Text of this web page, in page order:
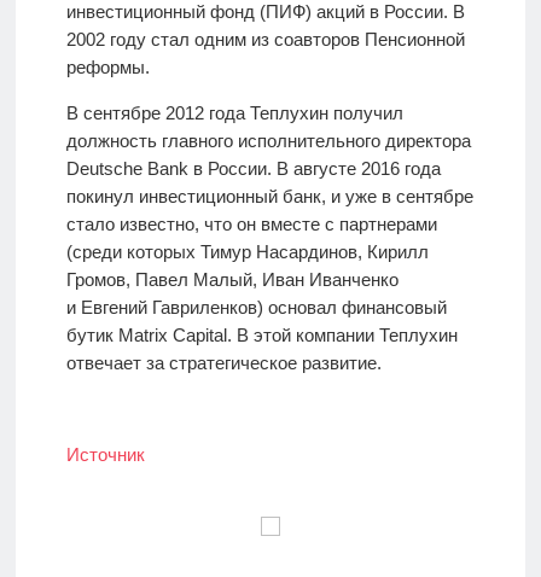
инвестиционный фонд (ПИФ) акций в России. В
2002 году стал одним из соавторов Пенсионной
реформы.
В сентябре 2012 года Теплухин получил
должность главного исполнительного директора
Deutsche Bank в России. В августе 2016 года
покинул инвестиционный банк, и уже в сентябре
стало известно, что он вместе с партнерами
(среди которых Тимур Насардинов, Кирилл
Громов, Павел Малый, Иван Иванченко
и Евгений Гавриленков) основал финансовый
бутик Matrix Capital. В этой компании Теплухин
отвечает за стратегическое развитие.
Источник